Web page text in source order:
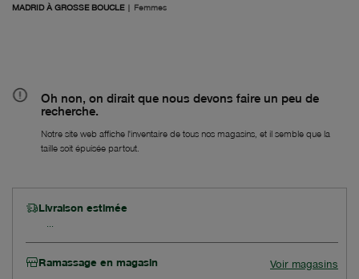
MADRID À GROSSE BOUCLE| Femmes
Oh non, on dirait que nous devons faire un peu de
recherche.
Notre site web affiche l'inventaire de tous nos magasins, et il semble que la
taille soit épuisée partout.
Livraison estimée
Ramassage en magasin Voir magasins